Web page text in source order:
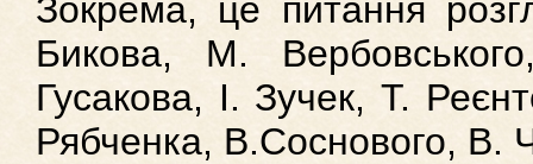
Зокрема, це питання
Бикова, М.
Гусакова, І. Зучек, Т.
Рябченка, В.Соснового, В.